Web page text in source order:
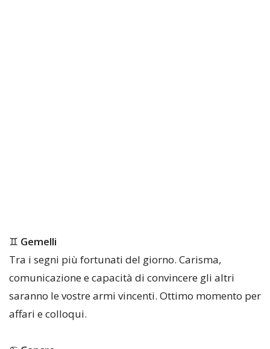
♊ Gemelli
Tra i segni più fortunati del giorno. Carisma,
comunicazione e capacità di convincere gli altri
saranno le vostre armi vincenti. Ottimo momento per
affari e colloqui.